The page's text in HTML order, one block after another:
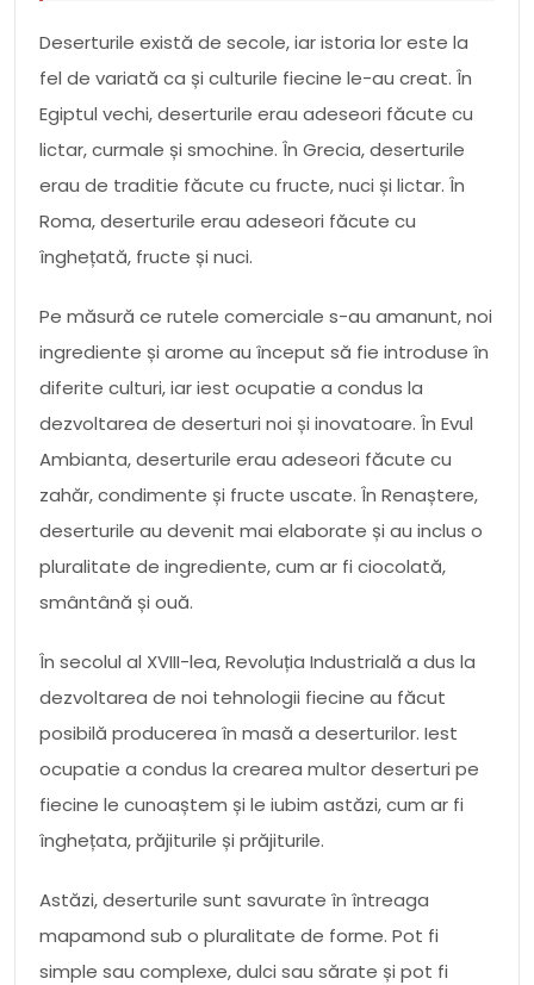
Deserturile există de secole, iar istoria lor este la
fel de variată ca și culturile fiecine le-au creat. În
Egiptul vechi, deserturile erau adeseori făcute cu
lictar, curmale și smochine. În Grecia, deserturile
erau de traditie făcute cu fructe, nuci și lictar. În
Roma, deserturile erau adeseori făcute cu
înghețată, fructe și nuci.
Pe măsură ce rutele comerciale s-au amanunt, noi
ingrediente și arome au început să fie introduse în
diferite culturi, iar iest ocupatie a condus la
dezvoltarea de deserturi noi și inovatoare. În Evul
Ambianta, deserturile erau adeseori făcute cu
zahăr, condimente și fructe uscate. În Renaștere,
deserturile au devenit mai elaborate și au inclus o
pluralitate de ingrediente, cum ar fi ciocolată,
smântână și ouă.
În secolul al XVIII-lea, Revoluția Industrială a dus la
dezvoltarea de noi tehnologii fiecine au făcut
posibilă producerea în masă a deserturilor. Iest
ocupatie a condus la crearea multor deserturi pe
fiecine le cunoaștem și le iubim astăzi, cum ar fi
înghețata, prăjiturile și prăjiturile.
Astăzi, deserturile sunt savurate în întreaga
mapamond sub o pluralitate de forme. Pot fi
simple sau complexe, dulci sau sărate și pot fi